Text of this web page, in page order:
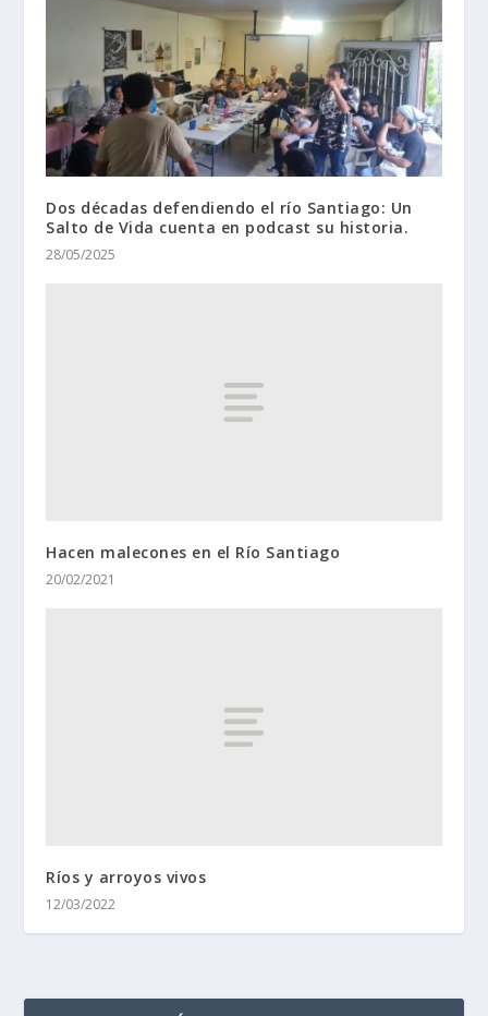
Dos décadas defendiendo el río Santiago: Un
Salto de Vida cuenta en podcast su historia.
28/05/2025
Hacen malecones en el Río Santiago
20/02/2021
Ríos y arroyos vivos
12/03/2022